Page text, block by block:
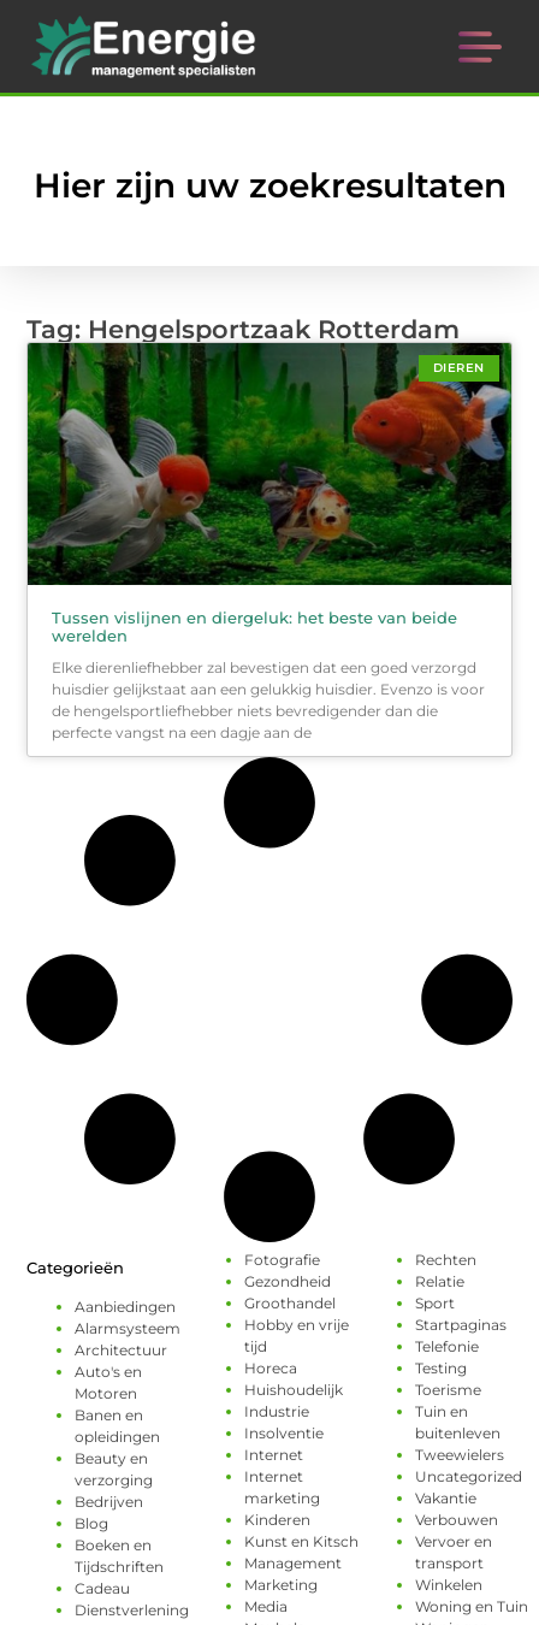
Hier zijn uw zoekresultaten
Tag: Hengelsportzaak Rotterdam
DIEREN
Tussen vislijnen en diergeluk: het beste van beide
werelden
Elke dierenliefhebber zal bevestigen dat een goed verzorgd
huisdier gelijkstaat aan een gelukkig huisdier. Evenzo is voor
de hengelsportliefhebber niets bevredigender dan die
perfecte vangst na een dagje aan de
Categorieën
Aanbiedingen
Alarmsysteem
Architectuur
Auto's en
Motoren
Banen en
opleidingen
Beauty en
verzorging
Bedrijven
Blog
Boeken en
Tijdschriften
Cadeau
Dienstverlening
Fotografie
Gezondheid
Groothandel
Hobby en vrije
tijd
Horeca
Huishoudelijk
Industrie
Insolventie
Internet
Internet
marketing
Kinderen
Kunst en Kitsch
Management
Marketing
Media
Rechten
Relatie
Sport
Startpaginas
Telefonie
Testing
Toerisme
Tuin en
buitenleven
Tweewielers
Uncategorized
Vakantie
Verbouwen
Vervoer en
transport
Winkelen
Woning en Tuin